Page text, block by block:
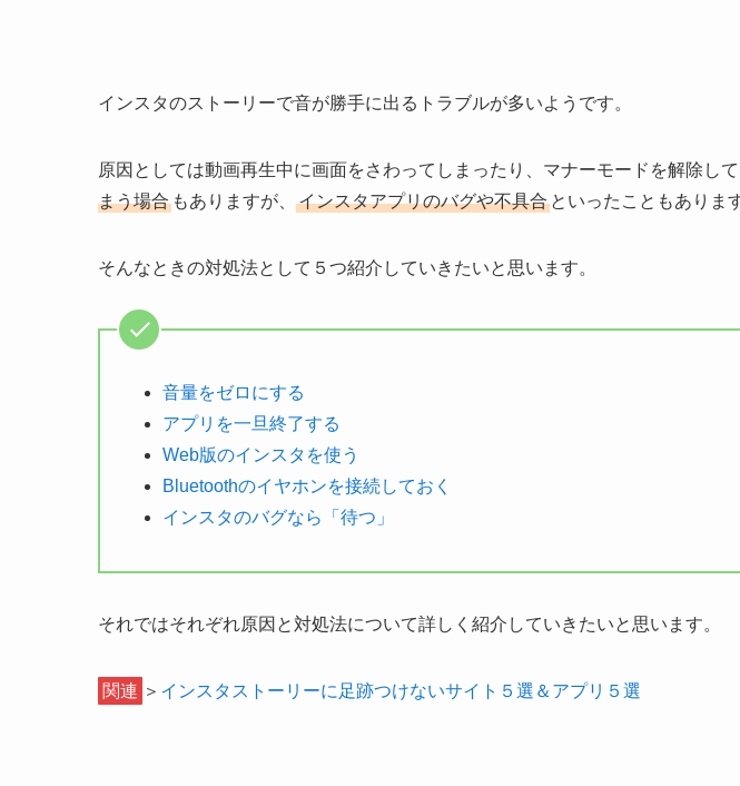
インスタのストーリーで音が勝手に出るトラブルが多いようです。
原因としては動画再生中に画面をさわってしまったり、マナーモードを解除し
まう場合 もありますが、 インスタアプリのバグや不具合 といったこともありま
そんなときの対処法として５つ紹介していきたいと思います。
音量をゼロにする
アプリを一旦終了する
Web版のインスタを使う
Bluetoothのイヤホンを接続しておく
インスタのバグなら「待つ」
それではそれぞれ原因と対処法について詳しく紹介していきたいと思います。
関連 ＞ インスタストーリーに足跡つけないサイト５選＆アプリ５選